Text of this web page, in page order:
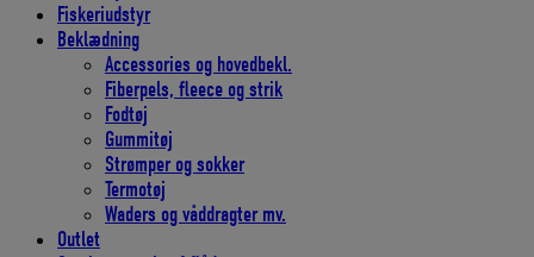
Fiskeriudstyr
Beklædning
Accessories og hovedbekl.
Fiberpels, fleece og strik
Fodtøj
Gummitøj
Strømper og sokker
Termotøj
Waders og våddragter mv.
Outlet